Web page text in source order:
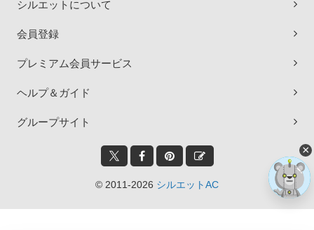
シルエットについて
会員登録
プレミアム会員サービス
ヘルプ＆ガイド
グループサイト
© 2011-2026 シルエットAC
×